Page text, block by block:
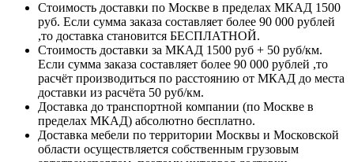
Стоимость доставки по Москве в пределах МКАД 1500
руб. Если сумма заказа составляет более 90 000 рублей
,то доставка становится БЕСПЛАТНОЙ.
Стоимость доставки за МКАД 1500 руб + 50 руб/км.
Если сумма заказа составляет более 90 000 рублей ,то
расчёт производиться по расстоянию от МКАД до места
доставки из расчёта 50 руб/км.
Доставка до транспортной компании (по Москве в
пределах МКАД) абсолютно бесплатно.
Доставка мебели по территории Москвы и Московской
области осуществляется собственным грузовым